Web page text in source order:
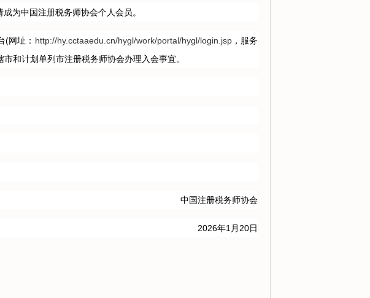
中国注册税务师协会个人会员。
网址： http://hy.cctaaedu.cn/hygl/work/portal/hygl/login.jsp，服务
和计划单列市注册税务师协会办理入会事宜。
中国注册税务师协会
2026年1月20日